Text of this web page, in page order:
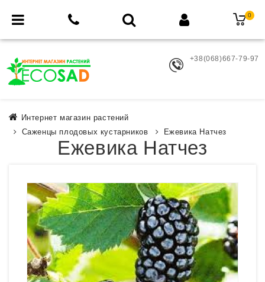
0
+38(068)667-79-97
Интернет магазин растений
Саженцы плодовых кустарников
Ежевика Натчез
Ежевика Натчез